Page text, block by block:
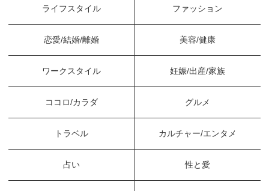
ライフスタイル ファッション
恋愛/結婚/離婚 美容/健康
ワークスタイル 妊娠/出産/家族
ココロ/カラダ グルメ
トラベル カルチャー/エンタメ
占い 性と愛